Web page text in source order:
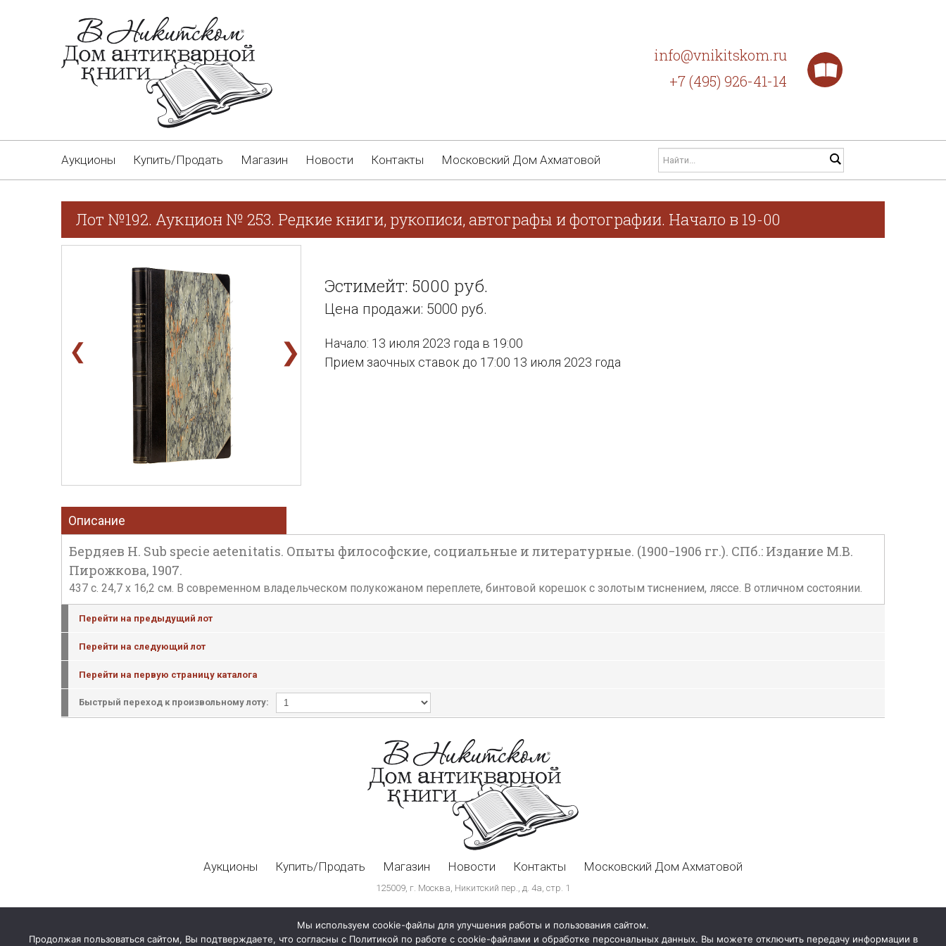
info@vnikitskom.ru
+7 (495) 926-41-14
Аукционы Купить/Продать Магазин Новости Контакты Московский Дом Ахматовой
Лот №192. Аукцион № 253. Редкие книги, рукописи, автографы и фотографии. Начало в 19-00
❮ ❯
Эстимейт: 5000 руб.
Цена продажи: 5000 руб.
Начало: 13 июля 2023 года в 19:00
Прием заочных ставок до 17:00 13 июля 2023 года
Описание
Бердяев Н. Sub specie aetenitatis. Опыты философские, социальные и литературные. (1900−1906 гг.). СПб.: Издание М.В.
Пирожкова, 1907.
437 с. 24,7 х 16,2 см. В современном владельческом полукожаном переплете, бинтовой корешок с золотым тиснением, ляссе. В отличном состоянии.
Перейти на предыдущий лот
Перейти на следующий лот
Перейти на первую страницу каталога
Быстрый переход к произвольному лоту:
Аукционы Купить/Продать Магазин Новости Контакты Московский Дом Ахматовой
125009, г. Москва, Никитский пер., д. 4а, стр. 1
Мы используем cookie-файлы для улучшения работы и пользования сайтом.
Продолжая пользоваться сайтом, Вы подтверждаете, что согласны с Политикой по работе с cookie-файлами и обработке персональных данных. Вы можете отключить передачу информации в